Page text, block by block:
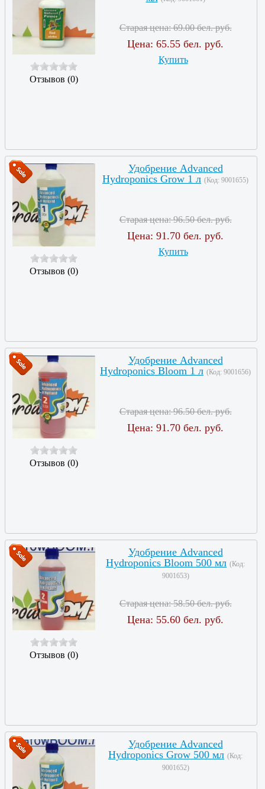
Отзывов (0)
Старая цена:69.00 бел. руб.
Цена: 65.55 бел. руб.
Купить
Отзывов (0)
Удобрение Advanced
Hydroponics Grow 1 л (Код: 9001655)
Старая цена:96.50 бел. руб.
Цена: 91.70 бел. руб.
Купить
Отзывов (0)
Удобрение Advanced
Hydroponics Bloom 1 л (Код: 9001656)
Старая цена:96.50 бел. руб.
Цена: 91.70 бел. руб.
Отзывов (0)
Удобрение Advanced
Hydroponics Bloom 500 мл (Код:
9001653)
Старая цена:58.50 бел. руб.
Цена: 55.60 бел. руб.
Удобрение Advanced
Hydroponics Grow 500 мл (Код:
9001652)